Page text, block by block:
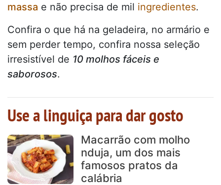
massa e não precisa de mil ingredientes.
Confira o que há na geladeira, no armário e
sem perder tempo, confira nossa seleção
irresistível de 10 molhos fáceis e
saborosos.
Use a linguiça para dar gosto
Macarrão com molho
nduja, um dos mais
famosos pratos da
calábria